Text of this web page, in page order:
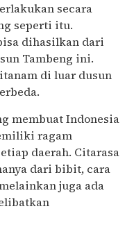
secara
seperti itu.
dihasilkan dari
Tambeng ini.
di luar dusun
membuat Indonesia
ragam
daerah. Citarasa
dari bibit, cara
juga ada